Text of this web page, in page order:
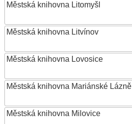
Městská knihovna Litomyšl
Městská knihovna Litvínov
Městská knihovna Lovosice
Městská knihovna Mariánské Lázně
Městská knihovna Milovice